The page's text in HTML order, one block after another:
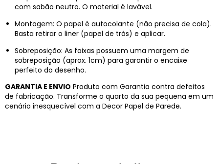
com sabão neutro. O material é lavável.
Montagem: O papel é autocolante (não precisa de cola).
Basta retirar o liner (papel de trás) e aplicar.
Sobreposição: As faixas possuem uma margem de
sobreposição (aprox. 1cm) para garantir o encaixe
perfeito do desenho.
GARANTIA E ENVIO Produto com Garantia contra defeitos
de fabricação. Transforme o quarto da sua pequena em um
cenário inesquecível com a Decor Papel de Parede.